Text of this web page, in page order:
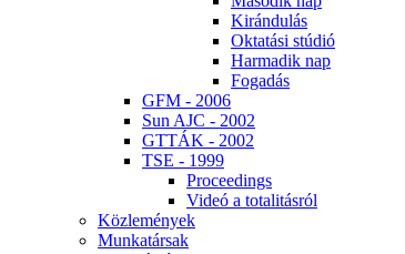
Ki­rán­du­lás
Ok­ta­tá­si stú­dió
Har­ma­dik nap
Fo­ga­dás
GFM - 2006
Sun AJC - 2002
GT­TÁK - 2002
TSE - 1999
Pro­ce­e­dings
Vi­deó a to­ta­li­tás­ról
Köz­le­mé­nyek
Mun­ka­tár­sak